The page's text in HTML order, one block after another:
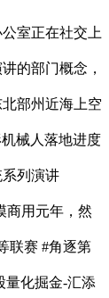
室正在社交上
的部门概念，
部州近海上空
械人落地进度
列演讲
商用元年，然
联赛 #角逐第
量化掘金-汇添